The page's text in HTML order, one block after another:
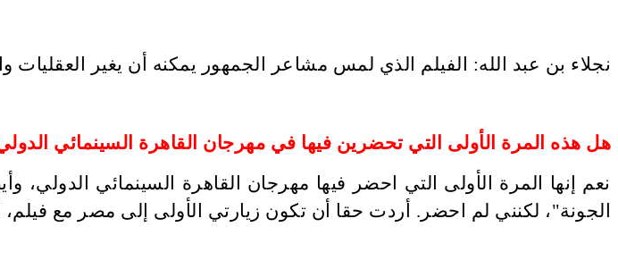
هل هذه المرة الأولى التي تحضرين فيها في مهرجان القاهرة السينمائي
نعم إنها المرة الأولى التي احضر فيها مهرجان القاهرة السينمائي
الجونة"، لكنني لم احضر. أردت حقا أن تكون زيارتي الأولى إلى مصر مع